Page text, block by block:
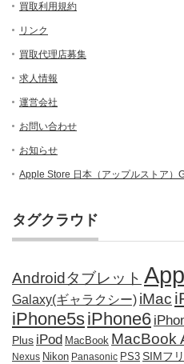
買取利用規約
リンク
買取代理店募集
求人情報
運営会社
お問い合わせ
お知らせ
Apple Store 日本（アップルストア）
タグクラウド
Androidタブレット
Galaxy(ギャラクシー) iMac
iPhone5siPhone6
Plus iPod MacBook MacBook
Nexus Nikon Panasonic PS3 SIMフ